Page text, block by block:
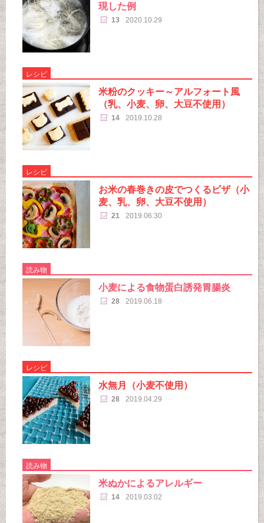
現した例
13 2020.10.29
レシピ
米粉のクッキー～アルフォート風
（乳、小麦、卵、大豆不使用）
14 2019.10.28
レシピ
お米の春巻きの皮でつくるピザ（小
麦、乳、卵、大豆不使用）
21 2019.06.30
読み物
小麦による食物蛋白誘発胃腸炎
28 2019.06.18
レシピ
水無月（小麦不使用）
28 2019.04.29
読み物
米ぬかによるアレルギー
14 2019.03.02